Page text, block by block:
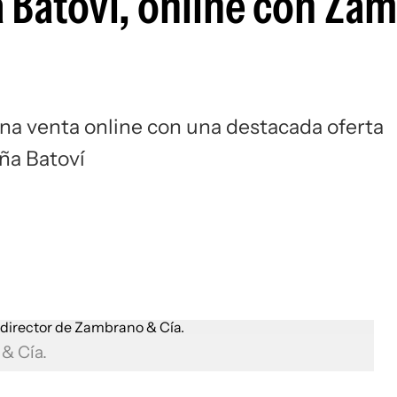
venta online con una destacada oferta
Batoví
Cía.